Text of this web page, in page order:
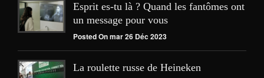
Esprit es-tu là ? Quand les fantômes ont
un message pour vous
Posted On mar 26 Déc 2023
La roulette russe de Heineken